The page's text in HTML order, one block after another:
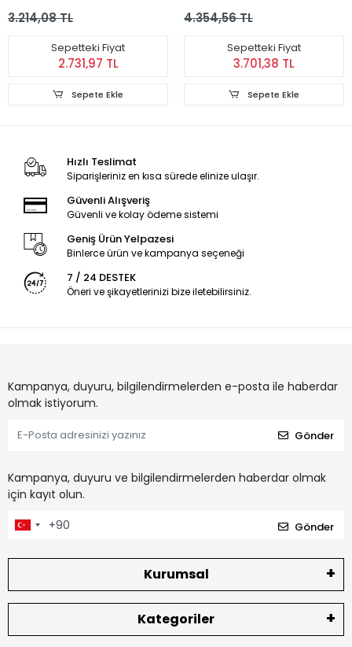
3.214,08 TL
Sepetteki Fiyat
2.731,97 TL
Sepete Ekle
4.354,56 TL
Sepetteki Fiyat
3.701,38 TL
Sepete Ekle
Hızlı Teslimat
Siparişleriniz en kısa sürede elinize ulaşır.
Güvenli Alışveriş
Güvenli ve kolay ödeme sistemi
Geniş Ürün Yelpazesi
Binlerce ürün ve kampanya seçeneği
7 / 24 DESTEK
Öneri ve şikayetlerinizi bize iletebilirsiniz.
Kampanya, duyuru, bilgilendirmelerden e-posta ile haberdar
olmak istiyorum.
Gönder
Kampanya, duyuru ve bilgilendirmelerden haberdar olmak
için kayıt olun.
Gönder
Kurumsal
Kategoriler